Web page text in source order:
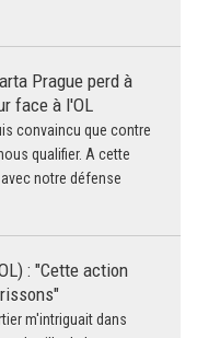
Prague perd à
face à l'OL
convaincu que contre
qualifier. A cette
notre défense
: "Cette action
m'intriguait dans